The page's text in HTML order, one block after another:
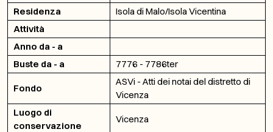
Residenza
Isola di Malo/Isola Vicentina
Attività
Anno da - a
Buste da - a
7776 - 7786ter
Fondo
ASVi - Atti dei notai del distretto di
Vicenza
Luogo di
conservazione
Vicenza